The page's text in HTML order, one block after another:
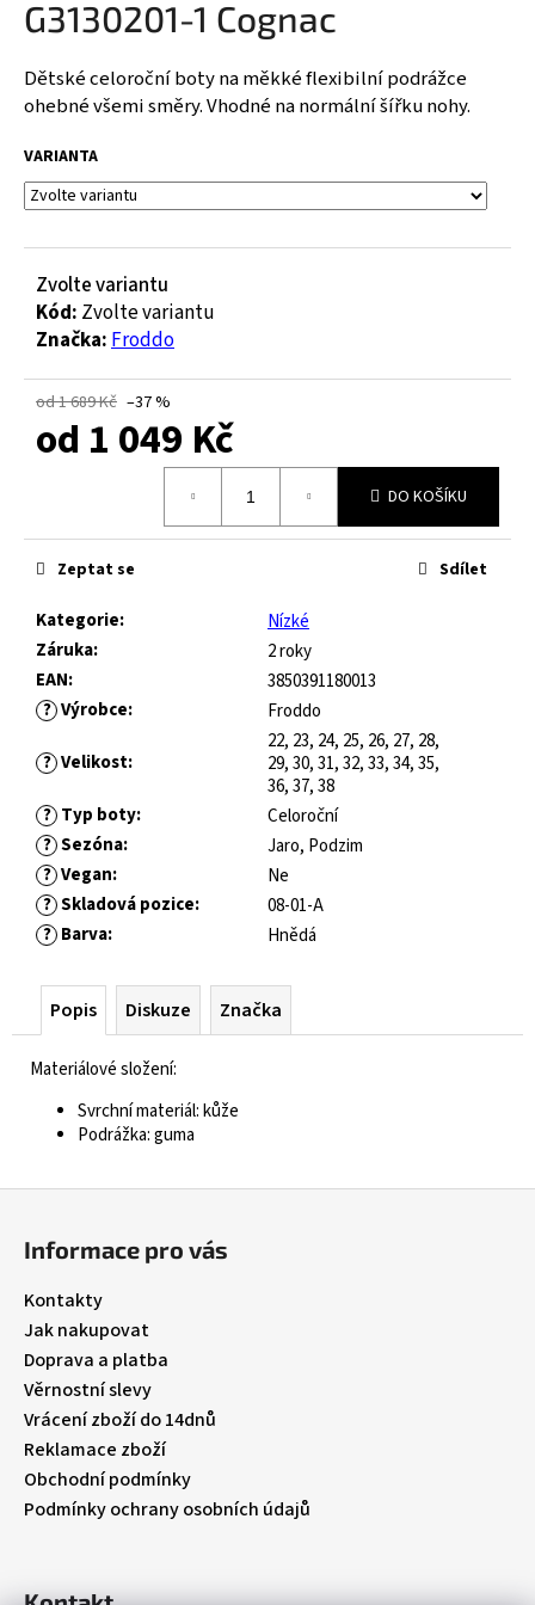
G3130201-1 Cognac
Dětské celoroční boty na měkké flexibilní podrážce
ohebné všemi směry. Vhodné na normální šířku nohy.
VARIANTA
Zvolte variantu
Kód: Zvolte variantu
Značka:Froddo
od 1 689 Kč –37 %
od 1 049 Kč
DO KOŠÍKU
Kategorie:
Nízké
Záruka:
2 roky
EAN:
3850391180013
? Výrobce: Froddo
? Velikost:
22, 23, 24, 25, 26, 27, 28,
29, 30, 31, 32, 33, 34, 35,
36, 37, 38
? Typ boty:
Celoroční
? Sezóna:
Jaro, Podzim
? Vegan:
Ne
? Skladová pozice:
08-01-A
? Barva: Hnědá
Zeptat se Sdílet
Popis Diskuze Značka
Materiálové složení:
Svrchní materiál: kůže
Podrážka: guma
a
í
t
?
HLEDAT
D
o
p
č
u
m
PERO
ERASABLE
GEL
PEN
55
Kč
Informace pro vás
Kontakty
Jak nakupovat
Doprava a platba
Věrnostní slevy
Vrácení zboží do 14dnů
Reklamace zboží
Obchodní podmínky
Podmínky ochrany osobních údajů